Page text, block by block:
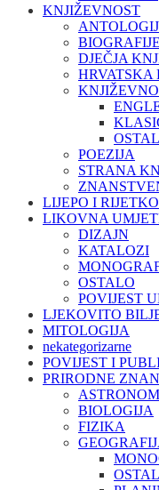
KNJIŽEVNOST
DJEČJA
HRVATSKA
POEZIJA
STRANA
LIJEPO I RIJETKO
LIKOVNA
DIZAJN
KATALOZI
OSTALO
POVIJEST
LJEKOVITO
MITOLOGIJA
nekategorizarne
POVIJEST I
PRIRODNE
BIOLOGIJA
FIZIKA